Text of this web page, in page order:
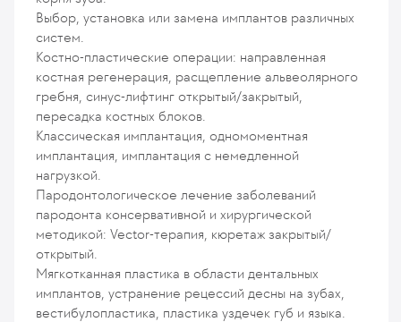
Выбор, установка или замена имплантов различных
систем.
Костно-пластические операции: направленная
костная регенерация, расщепление альвеолярного
гребня, синус-лифтинг открытый/закрытый,
пересадка костных блоков.
Классическая имплантация, одномоментная
имплантация, имплантация с немедленной
нагрузкой.
Пародонтологическое лечение заболеваний
пародонта консервативной и хирургической
методикой: Vector-терапия, кюретаж закрытый/
открытый.
Мягкотканная пластика в области дентальных
имплантов, устранение рецессий десны на зубах,
вестибулопластика, пластика уздечек губ и языка.